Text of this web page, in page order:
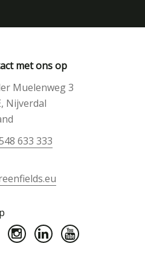
met ons op
Muelenweg 3
Nijverdal
633 333